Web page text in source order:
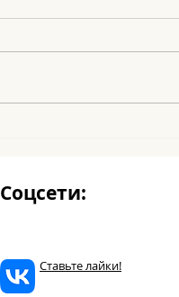
Le Noel
Соцсети:
Ставьте лайки!